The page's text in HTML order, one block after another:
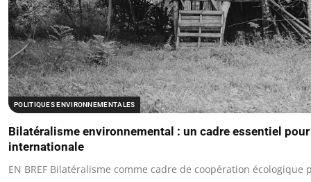
POLITIQUES ENVIRONNEMENTALES
Bilatéralisme environnemental : un cadre essentiel
internationale
EN BREF Bilatéralisme comme cadre de coopération